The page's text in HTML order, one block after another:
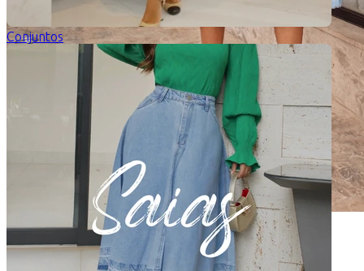
Conjuntos